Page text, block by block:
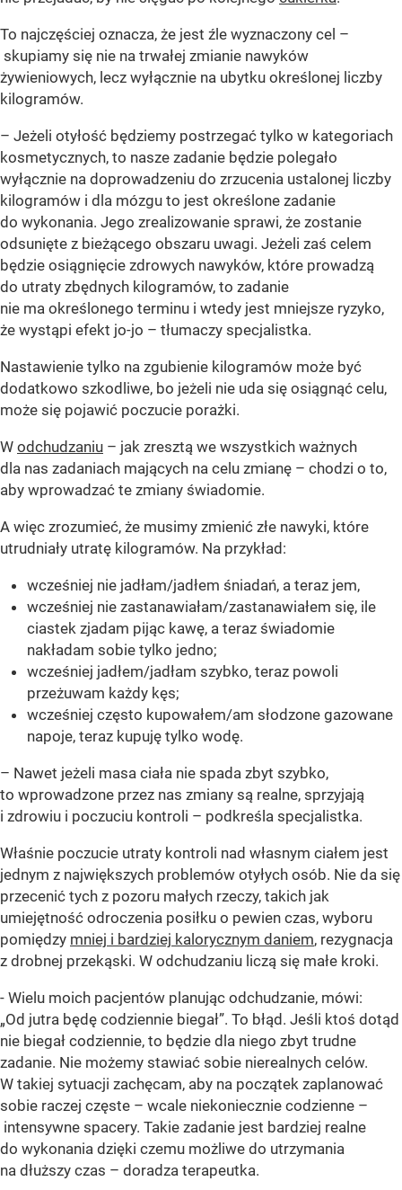
To najczęściej oznacza, że jest źle wyznaczony cel –
skupiamy się nie na trwałej zmianie nawyków
żywieniowych, lecz wyłącznie na ubytku określonej liczby
kilogramów.
– Jeżeli otyłość będziemy postrzegać tylko w kategoriach
kosmetycznych, to nasze zadanie będzie polegało
wyłącznie na doprowadzeniu do zrzucenia ustalonej liczby
kilogramów i dla mózgu to jest określone zadanie
do wykonania. Jego zrealizowanie sprawi, że zostanie
odsunięte z bieżącego obszaru uwagi. Jeżeli zaś celem
będzie osiągnięcie zdrowych nawyków, które prowadzą
do utraty zbędnych kilogramów, to zadanie
nie ma określonego terminu i wtedy jest mniejsze ryzyko,
że wystąpi efekt jo-jo – tłumaczy specjalistka.
Nastawienie tylko na zgubienie kilogramów może być
dodatkowo szkodliwe, bo jeżeli nie uda się osiągnąć celu,
może się pojawić poczucie porażki.
W odchudzaniu – jak zresztą we wszystkich ważnych
dla nas zadaniach mających na celu zmianę – chodzi o to,
aby wprowadzać te zmiany świadomie.
A więc zrozumieć, że musimy zmienić złe nawyki, które
utrudniały utratę kilogramów. Na przykład:
wcześniej nie jadłam/jadłem śniadań, a teraz jem,
wcześniej nie zastanawiałam/zastanawiałem się, ile
ciastek zjadam pijąc kawę, a teraz świadomie
nakładam sobie tylko jedno;
wcześniej jadłem/jadłam szybko, teraz powoli
przeżuwam każdy kęs;
wcześniej często kupowałem/am słodzone gazowane
napoje, teraz kupuję tylko wodę.
– Nawet jeżeli masa ciała nie spada zbyt szybko,
to wprowadzone przez nas zmiany są realne, sprzyjają
i zdrowiu i poczuciu kontroli – podkreśla specjalistka.
Właśnie poczucie utraty kontroli nad własnym ciałem jest
jednym z największych problemów otyłych osób. Nie da się
przecenić tych z pozoru małych rzeczy, takich jak
umiejętność odroczenia posiłku o pewien czas, wyboru
pomiędzy mniej i bardziej kalorycznym daniem, rezygnacja
z drobnej przekąski. W odchudzaniu liczą się małe kroki.
- Wielu moich pacjentów planując odchudzanie, mówi:
„Od jutra będę codziennie biegał”. To błąd. Jeśli ktoś dotąd
nie biegał codziennie, to będzie dla niego zbyt trudne
zadanie. Nie możemy stawiać sobie nierealnych celów.
W takiej sytuacji zachęcam, aby na początek zaplanować
sobie raczej częste – wcale niekoniecznie codzienne –
intensywne spacery. Takie zadanie jest bardziej realne
do wykonania dzięki czemu możliwe do utrzymania
na dłuższy czas – doradza terapeutka.